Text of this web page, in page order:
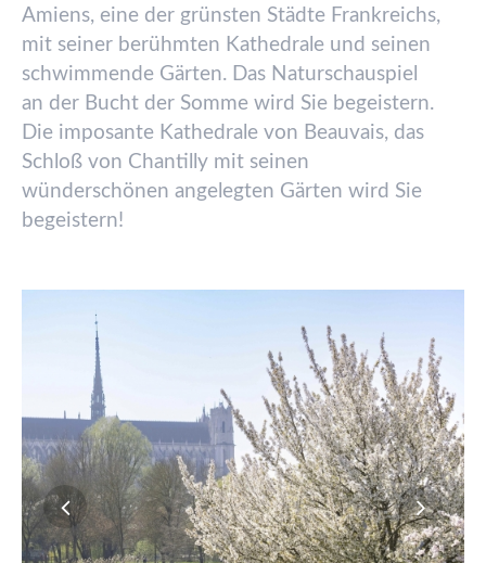
Amiens, eine der grünsten Städte Frankreichs,
mit seiner berü hmten Kathedrale und seinen
schwimmende Gärten. Das Naturschauspiel
an der Bucht der Somme wird Sie begeistern.
Die imposante Kathedrale von Beauvais, das
Schloß von Chantilly mit seinen
wünderschönen angelegten Gärten wird Sie
begeistern!